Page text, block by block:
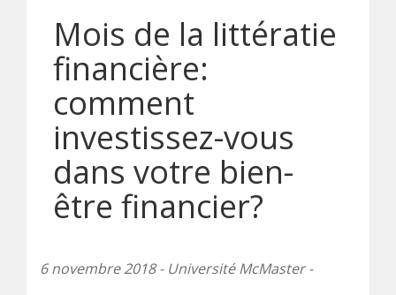
Mois de la littératie
financière:
comment
investissez-vous
dans votre bien-
être financier?
6 novembre 2018 - Université McMaster -